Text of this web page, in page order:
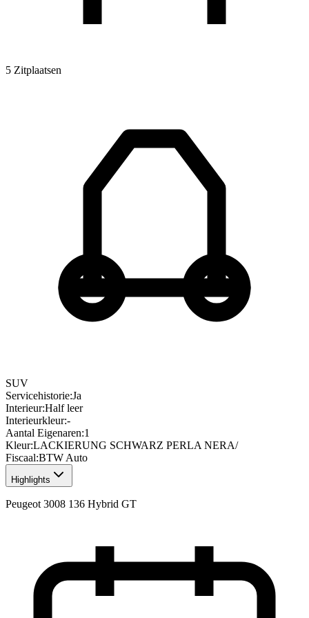
5 Zitplaatsen
SUV
Servicehistorie:Ja
Interieur:Half leer
Interieurkleur:-
Aantal Eigenaren:1
Kleur:LACKIERUNG SCHWARZ PERLA NERA/
Fiscaal:BTW Auto
Highlights
Peugeot 3008 136 Hybrid GT